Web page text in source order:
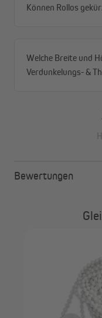
Können Rollos
Welche Breite und
Verdunkelungs- &
Bewertungen